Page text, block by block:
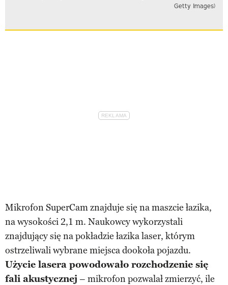
Getty Images)
Mikrofon SuperCam znajduje się na maszcie łazika,
na wysokości 2,1 m. Naukowcy wykorzystali
znajdujący się na pokładzie łazika laser, którym
ostrzeliwali wybrane miejsca dookoła pojazdu.
Użycie lasera powodowało rozchodzenie się
fali akustycznej – mikrofon pozwalał zmierzyć, ile